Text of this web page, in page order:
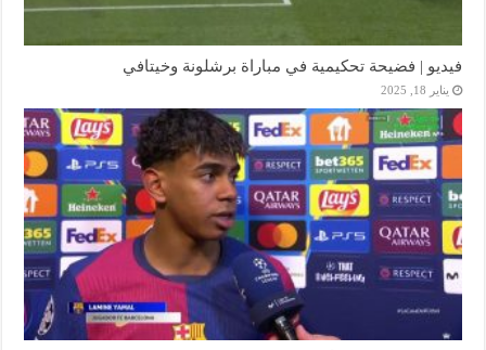
فيديو | فضيحة تحكيمية في مباراة برشلونة وخيتافي
يناير 18, 2025